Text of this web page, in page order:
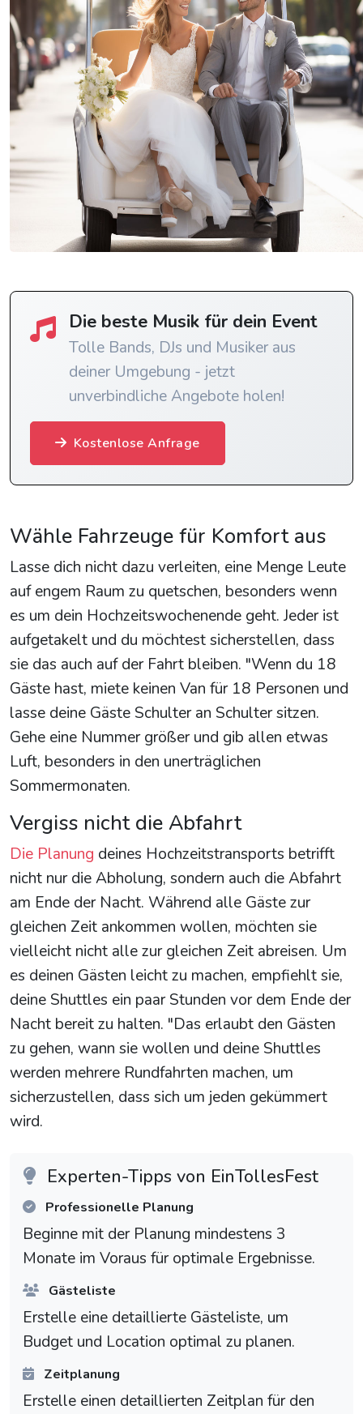
Die beste Musik für dein Event
Tolle Bands, DJs und Musiker aus
deiner Umgebung - jetzt
unverbindliche Angebote holen!
Kostenlose Anfrage
Wähle Fahrzeuge für Komfort aus
Lasse dich nicht dazu verleiten, eine Menge Leute
auf engem Raum zu quetschen, besonders wenn
es um dein Hochzeitswochenende geht. Jeder ist
aufgetakelt und du möchtest sicherstellen, dass
sie das auch auf der Fahrt bleiben. "Wenn du 18
Gäste hast, miete keinen Van für 18 Personen und
lasse deine Gäste Schulter an Schulter sitzen.
Gehe eine Nummer größer und gib allen etwas
Luft, besonders in den unerträglichen
Sommermonaten.
Vergiss nicht die Abfahrt
Die Planung deines Hochzeitstransports betrifft
nicht nur die Abholung, sondern auch die Abfahrt
am Ende der Nacht. Während alle Gäste zur
gleichen Zeit ankommen wollen, möchten sie
vielleicht nicht alle zur gleichen Zeit abreisen. Um
es deinen Gästen leicht zu machen, empfiehlt sie,
deine Shuttles ein paar Stunden vor dem Ende der
Nacht bereit zu halten. "Das erlaubt den Gästen
zu gehen, wann sie wollen und deine Shuttles
werden mehrere Rundfahrten machen, um
sicherzustellen, dass sich um jeden gekümmert
wird.
Experten-Tipps von EinTollesFest
Professionelle Planung
Beginne mit der Planung mindestens 3
Monate im Voraus für optimale Ergebnisse.
Gästeliste
Erstelle eine detaillierte Gästeliste, um
Budget und Location optimal zu planen.
Zeitplanung
Erstelle einen detaillierten Zeitplan für den